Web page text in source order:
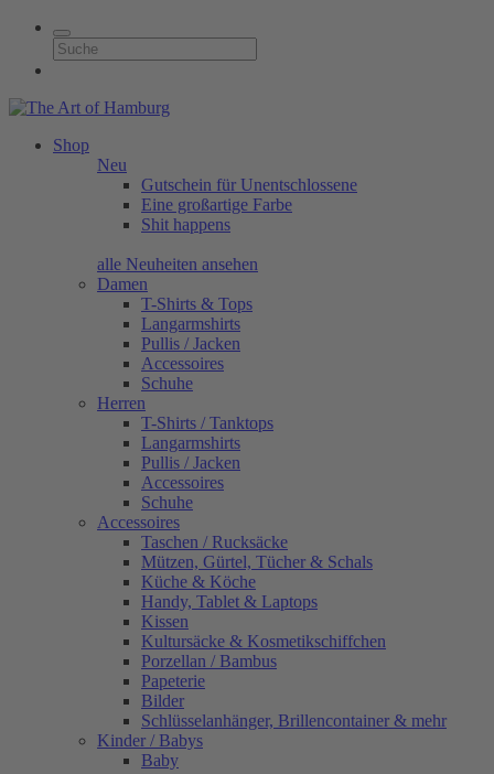
Shop
Neu
Gutschein für Unentschlossene
Eine großartige Farbe
Shit happens
alle Neuheiten ansehen
Damen
T-Shirts & Tops
Langarmshirts
Pullis / Jacken
Accessoires
Schuhe
Herren
T-Shirts / Tanktops
Langarmshirts
Pullis / Jacken
Accessoires
Schuhe
Accessoires
Taschen / Rucksäcke
Mützen, Gürtel, Tücher & Schals
Küche & Köche
Handy, Tablet & Laptops
Kissen
Kultursäcke & Kosmetikschiffchen
Porzellan / Bambus
Papeterie
Bilder
Schlüsselanhänger, Brillencontainer & mehr
Kinder / Babys
Baby